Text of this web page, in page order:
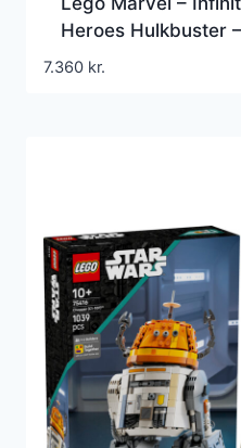
Heroes Hulkbuster
7.360 kr.